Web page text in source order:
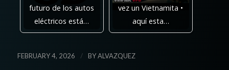
futuro de los autos
eléctricos está…
vez un Vietnamita •
aquí esta…
FEBRUARY 4, 2026 / BYALVAZQUEZ